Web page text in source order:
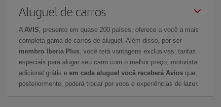
Aluguel de carros
A AVIS , presente em quase 200 países, oferece a você a mais
completa gama de carros de aluguel. Além disso, por ser
membro Iberia Plus , você terá vantagens exclusivas: tarifas
especiais para alugar seu carro com o melhor preço, motorista
adicional grátis e em cada aluguel você receberá Avios que,
posteriormente, poderá trocar por voos e experiências de lazer.